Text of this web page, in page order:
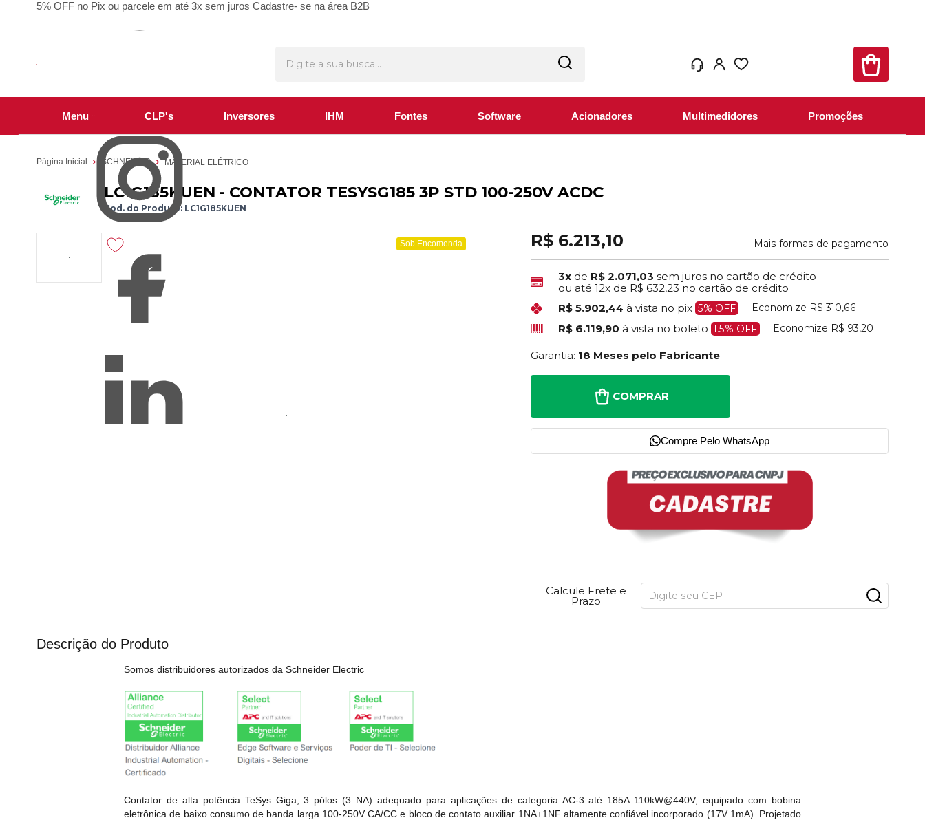
5% OFF no Pix ou parcele em até 3x sem juros Cadastre- se na área B2B
Menu CLP's Inversores IHM Fontes Software Acionadores Multimedidores Promoções
Página Inicial SCHNEIDER MATERIAL ELÉTRICO
LC1G185KUEN - CONTATOR TESYSG185 3P STD 100-250V ACDC
Cod. do Produto: LC1G185KUEN
Sob Encomenda R$ 6.213,10 Mais formas de pagamento
3x de R$ 2.071,03 sem juros no cartão de crédito
ou até12x de R$ 632,23 no cartão de crédito
R$ 5.902,44 à vista no pix 5% OFF Economize R$ 310,66
R$ 6.119,90 à vista no boleto 1.5% OFF Economize R$ 93,20
Garantia: 18 Meses pelo Fabricante
COMPRAR
Compre Pelo WhatsApp
Calcule Frete e
Prazo
Descrição do Produto
Somos distribuidores autorizados da Schneider Electric
Contator de alta potência TeSys Giga, 3 pólos (3 NA) adequado para aplicações de categoria AC-3 até 185A 110kW@440V, equipado com bobina
eletrônica de baixo consumo de banda larga 100-250V CA/CC e bloco de contato auxiliar 1NA+1NF altamente confiável incorporado (17V 1mA). Projetado